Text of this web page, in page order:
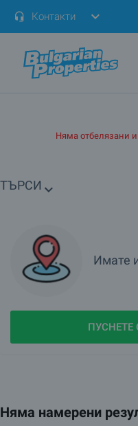
Контакти
Няма отбелязани
ТЪРСИ
Имате
ПУСНЕТЕ
Няма намерени